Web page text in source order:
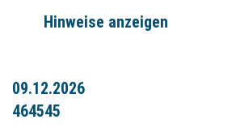
Hinweise anzeigen
09.12.2026
464545